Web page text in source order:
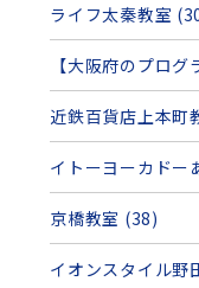
ライフ太秦教室
【大阪府のプロ
近鉄百貨店上本町
イトーヨーカドー
京橋教室 (38)
イオンスタイル野